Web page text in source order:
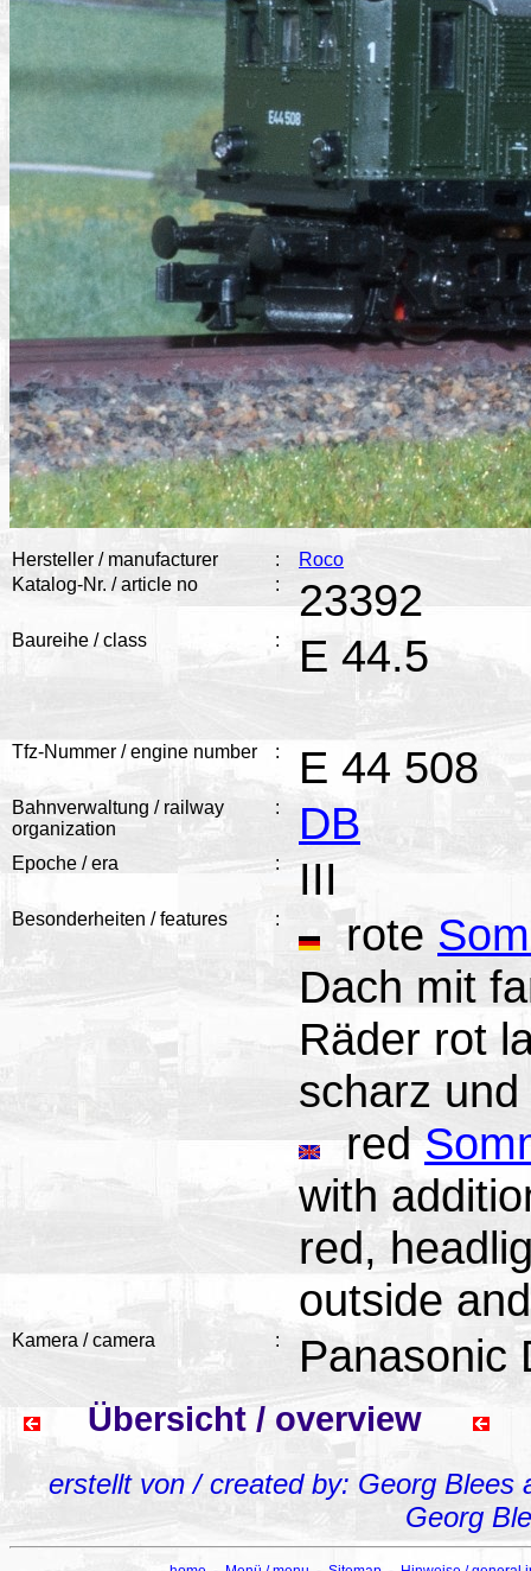
Hersteller / manufacturer :
Roco
Katalog-Nr. / article no
: 23392
Baureihe / class : E 44.5
Tfz-Nummer / engine number : E 44 508
Bahnverwaltung / railway
organization
: DB
Epoche / era : III
Besonderheiten / features : rote
Dach mit
Räder rot
scharz
red
with
red,
outside
Kamera / camera : Panasonic
Übersicht / overview
erstellt von / created by: Georg Blees
Georg